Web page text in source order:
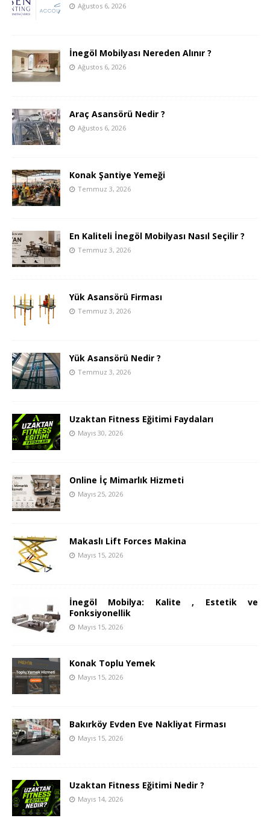
Ağustos 6, 2026
İnegöl Mobilyası Nereden Alınır ?
Ağustos 6, 2026
Araç Asansörü Nedir ?
Ağustos 6, 2026
Konak Şantiye Yemeği
Temmuz 3, 2026
En Kaliteli İnegöl Mobilyası Nasıl Seçilir ?
Temmuz 3, 2026
Yük Asansörü Firması
Temmuz 3, 2026
Yük Asansörü Nedir ?
Temmuz 3, 2026
Uzaktan Fitness Eğitimi Faydaları
Mayıs 30, 2026
Online İç Mimarlık Hizmeti
Mayıs 25, 2026
Makaslı Lift Forces Makina
Mayıs 15, 2026
İnegöl Mobilya: Kalite , Estetik ve
Fonksiyonellik
Mayıs 15, 2026
Konak Toplu Yemek
Mayıs 15, 2026
Bakırköy Evden Eve Nakliyat Firması
Mayıs 15, 2026
Uzaktan Fitness Eğitimi Nedir ?
Mayıs 14, 2026